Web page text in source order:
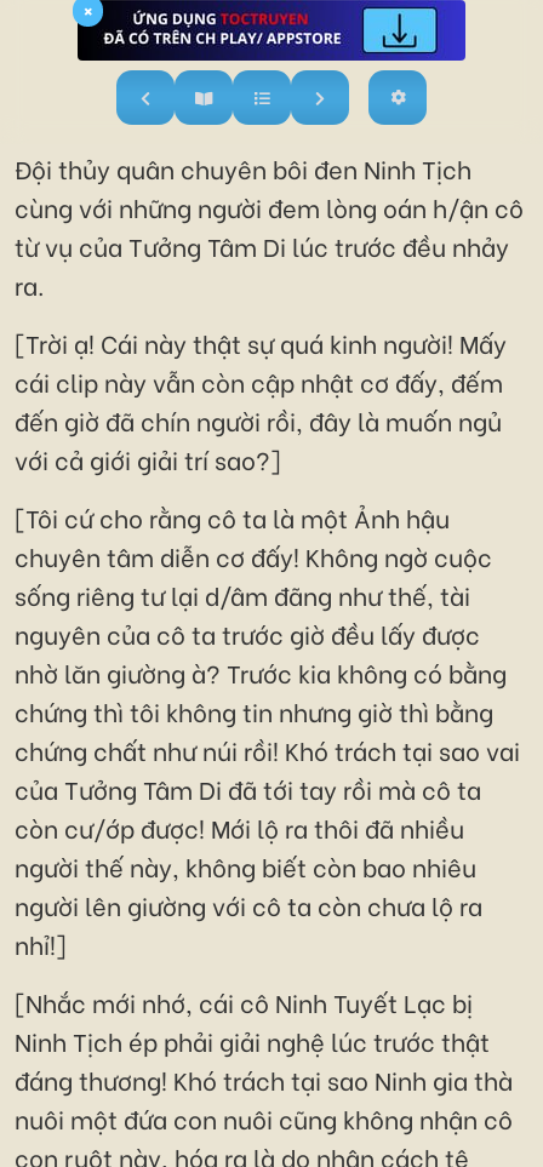
×
Đội thủy quân chuyên bôi đen Ninh Tịch
cùng với những người đem lòng oán h/ận cô
từ vụ của Tưởng Tâm Di lúc trước đều nhảy
ra.
[Trời ạ! Cái này thật sự quá kinh người! Mấy
cái clip này vẫn còn cập nhật cơ đấy, đếm
đến giờ đã chín người rồi, đây là muốn ngủ
với cả giới giải trí sao?]
[Tôi cứ cho rằng cô ta là một Ảnh hậu
chuyên tâm diễn cơ đấy! Không ngờ cuộc
sống riêng tư lại d/âm đãng như thế, tài
nguyên của cô ta trước giờ đều lấy được
nhờ lăn giường à? Trước kia không có bằng
chứng thì tôi không tin nhưng giờ thì bằng
chứng chất như núi rồi! Khó trách tại sao vai
của Tưởng Tâm Di đã tới tay rồi mà cô ta
còn cư/ớp được! Mới lộ ra thôi đã nhiều
người thế này, không biết còn bao nhiêu
người lên giường với cô ta còn chưa lộ ra
nhỉ!]
[Nhắc mới nhớ, cái cô Ninh Tuyết Lạc bị
Ninh Tịch ép phải giải nghệ lúc trước thật
đáng thương! Khó trách tại sao Ninh gia thà
nuôi một đứa con nuôi cũng không nhận cô
con ruột này, hóa ra là do nhân cách tệ